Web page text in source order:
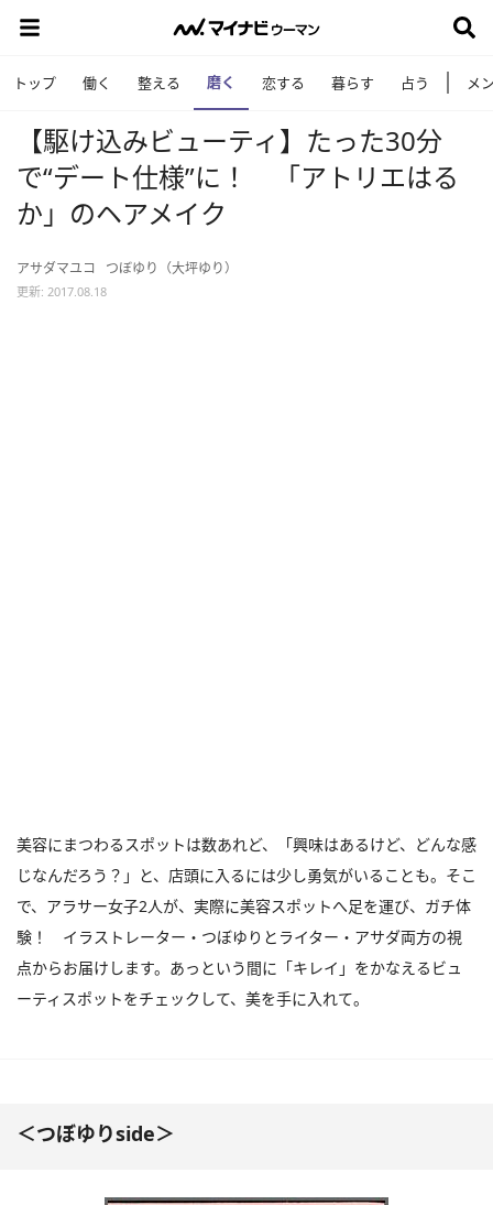
トップ 働く 整える 磨く 恋する 暮らす 占う メ
【駆け込みビューティ】たった30分
で“デート仕様”に！ 「アトリエはる
か」のヘアメイク
アサダマユコ つぼゆり（大坪ゆり）
更新: 2017.08.18
美容にまつわるスポットは数あれど、「興味はあるけど、どんな感
じなんだろう？」と、店頭に入るには少し勇気がいることも。そこ
で、アラサー女子2人が、実際に美容スポットへ足を運び、ガチ体
験！ イラストレーター・つぼゆりとライター・アサダ両方の視
点からお届けします。あっという間に「キレイ」をかなえるビュ
ーティスポットをチェックして、美を手に入れて。
＜つぼゆりside＞